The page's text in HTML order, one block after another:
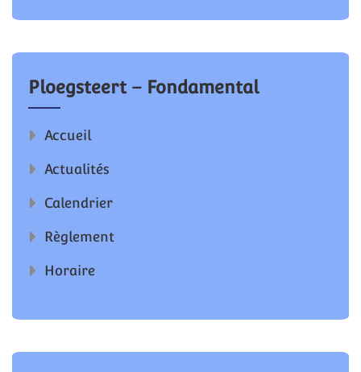
Ploegsteert – Fondamental
Accueil
Actualités
Calendrier
Règlement
Horaire